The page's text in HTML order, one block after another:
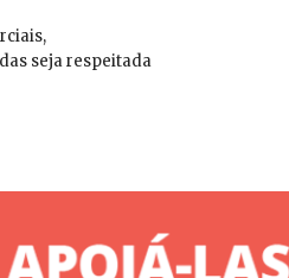
seja respeitada